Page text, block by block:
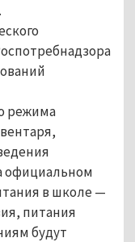
режима
официальном
в школе —
питания
будут